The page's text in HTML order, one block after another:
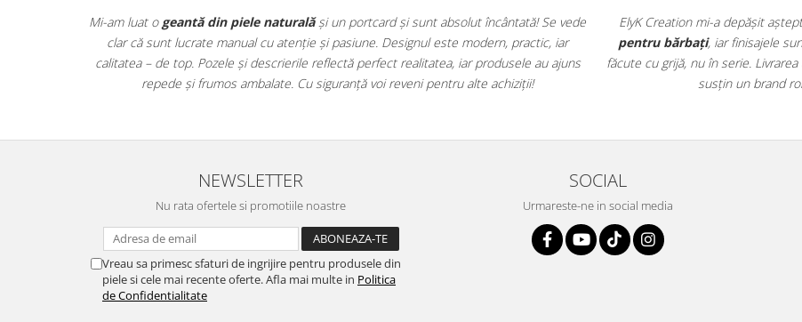
ElyK Creation mi-a depășit așteptările! Am comandat ocurea din pieleși unportofel
pentru bărbați, iar finisajele sunt de o precizie rar întâlnită. Se simte că sunt produse
făcute cu grijă, nu în serie. Livrarea a fost promptă, iar comunicarea excelentă. Mă bucur să
susțin un brand românesc care pune suflet în tot ce face!
Am primit unrucsac din piele
prima clipă! Este elegant,
comandă până la livrare. Îmi
manual, cu pasiune. Felicitări
NEWSLETTER
Nu rata ofertele si promotiile noastre
Vreau sa primesc sfaturi de ingrijire pentru produsele din
piele si cele mai recente oferte. Afla mai multe in Politica
de Confidentialitate
SOCIAL
Urmareste-ne in social media